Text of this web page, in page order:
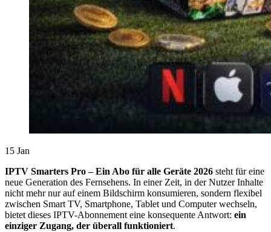
15 Jan
IPTV Smarters Pro – Ein Abo für alle Geräte 2026 steht für eine
neue Generation des Fernsehens. In einer Zeit, in der Nutzer Inhalte
nicht mehr nur auf einem Bildschirm konsumieren, sondern flexibel
zwischen Smart TV, Smartphone, Tablet und Computer wechseln,
bietet dieses IPTV-Abonnement eine konsequente Antwort: ein
einziger Zugang, der überall funktioniert.